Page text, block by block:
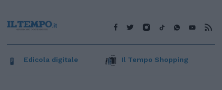
Edicola digitale Il Tempo Shopping